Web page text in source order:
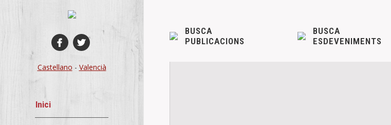
Castellano - Valencià
Inici
BUSCA
PUBLICACIONS
BUSCA
ESDEVENIMENTS